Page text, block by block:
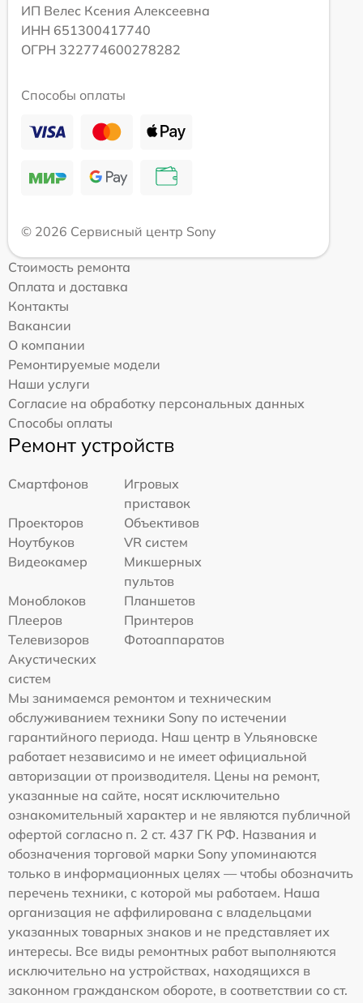
ИП Велес Ксения Алексеевна
ИНН 651300417740
ОГРН 322774600278282
Способы оплаты
© 2026 Сервисный центр Sony
Стоимость ремонта
Оплата и доставка
Контакты
Вакансии
О компании
Ремонтируемые модели
Наши услуги
Согласие на обработку персональных данных
Способы оплаты
Ремонт устройств
Смартфонов
Игровых
приставок
Проекторов
Объективов
Ноутбуков
VR систем
Видеокамер
Микшерных
пультов
Моноблоков
Планшетов
Плееров
Принтеров
Телевизоров
Фотоаппаратов
Акустических
систем
Мы занимаемся ремонтом и техническим
обслуживанием техники Sony по истечении
гарантийного периода. Наш центр в Ульяновске
работает независимо и не имеет официальной
авторизации от производителя. Цены на ремонт,
указанные на сайте, носят исключительно
ознакомительный характер и не являются публичной
офертой согласно п. 2 ст. 437 ГК РФ. Названия и
обозначения торговой марки Sony упоминаются
только в информационных целях — чтобы обозначить
перечень техники, с которой мы работаем. Наша
организация не аффилирована с владельцами
указанных товарных знаков и не представляет их
интересы. Все виды ремонтных работ выполняются
исключительно на устройствах, находящихся в
законном гражданском обороте, в соответствии со ст.